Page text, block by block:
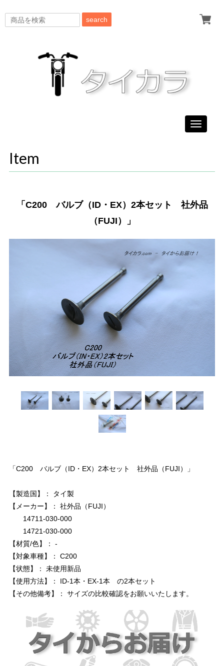
search
Toggle
Item
「C200 バルブ（ID・EX）2本セット 社外品
（FUJI）」
「C200 バルブ（ID・EX）2本セット 社外品（FUJI）」
【製造国】： タイ製
【メーカー】： 社外品（FUJI）
14711-030-000
14721-030-000
【材質/色】： -
【対象車種】： C200
【状態】： 未使用新品
【使用方法】： ID-1本・EX-1本 の2本セット
【その他備考】： サイズの比較確認をお願いいたします。